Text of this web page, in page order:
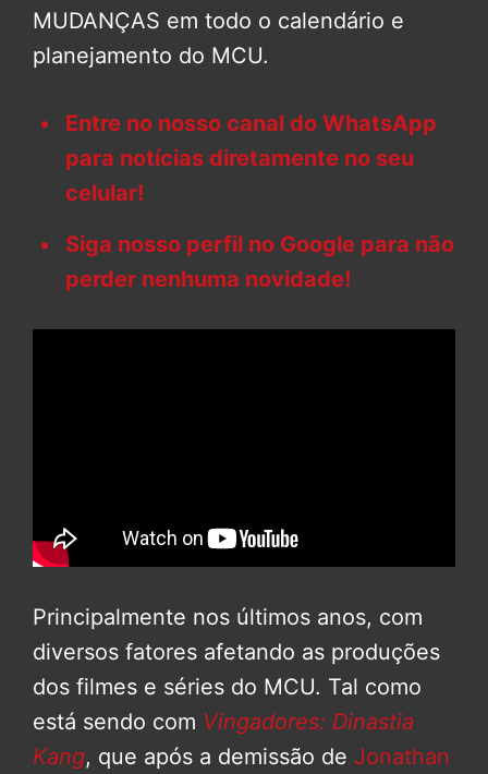
MUDANÇAS em todo o calendário e
planejamento do MCU.
Entre no nosso canal do WhatsApp
para notícias diretamente no seu
celular!
Siga nosso perfil no Google para não
perder nenhuma novidade!
Principalmente nos últimos anos, com
diversos fatores afetando as produções
dos filmes e séries do MCU. Tal como
está sendo com Vingadores: Dinastia
Kang, que após a demissão de Jonathan